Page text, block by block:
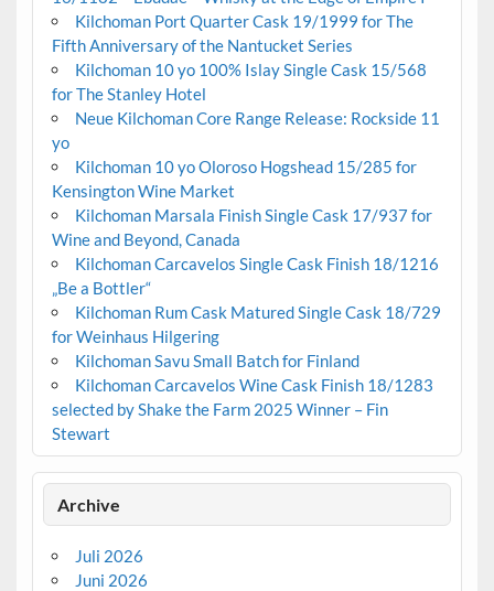
Kilchoman Port Quarter Cask 19/1999 for The
Fifth Anniversary of the Nantucket Series
Kilchoman 10 yo 100% Islay Single Cask 15/568
for The Stanley Hotel
Neue Kilchoman Core Range Release: Rockside 11
yo
Kilchoman 10 yo Oloroso Hogshead 15/285 for
Kensington Wine Market
Kilchoman Marsala Finish Single Cask 17/937 for
Wine and Beyond, Canada
Kilchoman Carcavelos Single Cask Finish 18/1216
„Be a Bottler“
Kilchoman Rum Cask Matured Single Cask 18/729
for Weinhaus Hilgering
Kilchoman Savu Small Batch for Finland
Kilchoman Carcavelos Wine Cask Finish 18/1283
selected by Shake the Farm 2025 Winner – Fin
Stewart
Archive
Juli 2026
Juni 2026